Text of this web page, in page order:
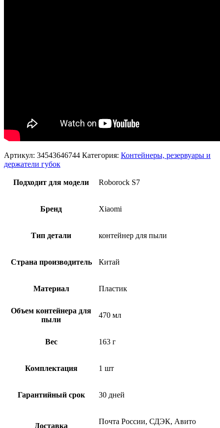
Артикул: 34543646744 Категория: Контейнеры, резервуары и
держатели губок
Подходит для модели Roborock S7
Бренд Xiaomi
Тип детали контейнер для пыли
Страна производитель Китай
Материал Пластик
Объем контейнера для
пыли
470 мл
Вес 163 г
Комплектация 1 шт
Гарантийный срок 30 дней
Доставка
Почта России, СДЭК, Авито